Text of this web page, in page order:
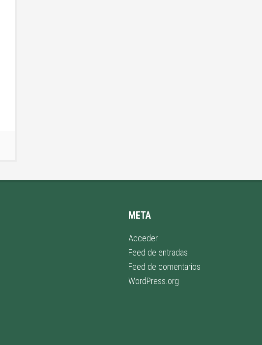
META
Acceder
Feed de entradas
Feed de comentarios
WordPress.org